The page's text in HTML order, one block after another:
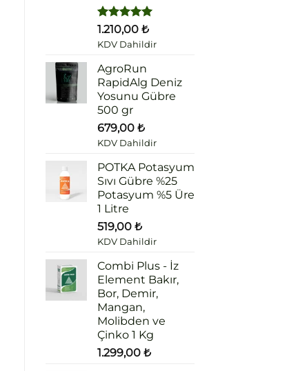
5 üzerinden
5.00
oy
aldı
1.210,00 ₺
KDV Dahildir
AgroRun
RapidAlg Deniz
Yosunu Gübre
500 gr
679,00 ₺
KDV Dahildir
POTKA Potasyum
Sıvı Gübre %25
Potasyum %5 Üre
1 Litre
519,00 ₺
KDV Dahildir
Combi Plus - İz
Element Bakır,
Bor, Demir,
Mangan,
Molibden ve
Çinko 1 Kg
1.299,00 ₺